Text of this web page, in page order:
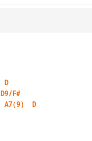
D
D9/F#
A7(9) D